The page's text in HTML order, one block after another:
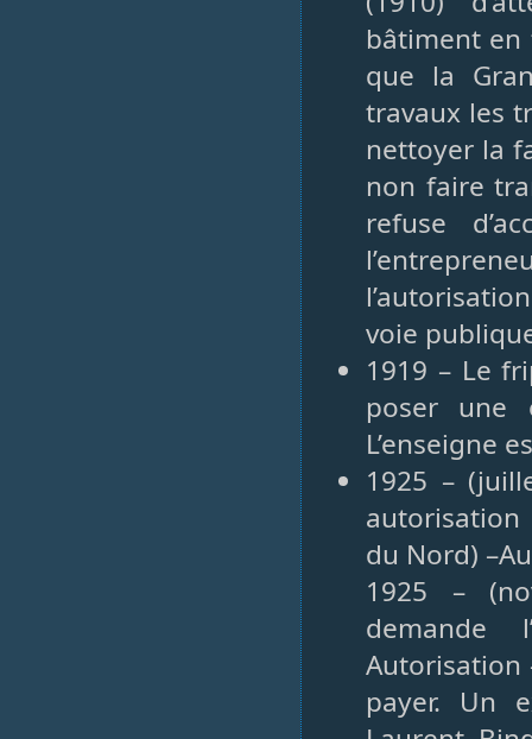
bâtiment en
que la
travaux les
nettoyer la
non faire
refuse
voie
1919 – Le
poser une
L’enseigne
1925 –
autorisation
du Nord)
1925 –
demande
Autorisation
payer. Un